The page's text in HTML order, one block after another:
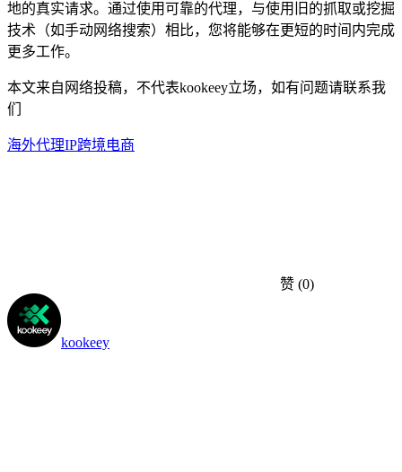
地的真实请求。通过使用可靠的代理，与使用旧的抓取或挖掘
技术（如手动网络搜索）相比，您将能够在更短的时间内完成
更多工作。
本文来自网络投稿，不代表kookeey立场，如有问题请联系我
们
海外代理IP跨境电商
赞 (0)
kookeey